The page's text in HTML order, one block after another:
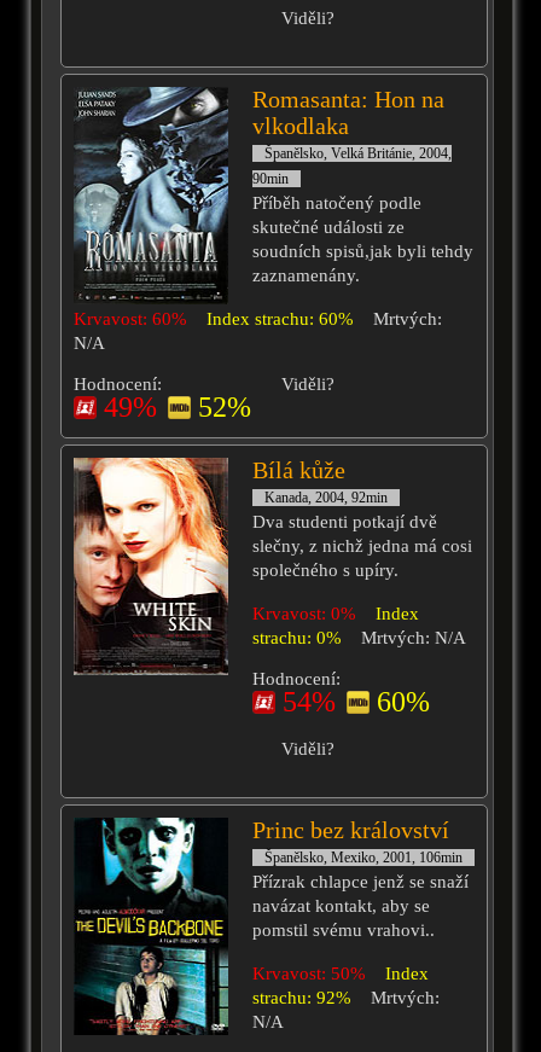
Viděli?
Romasanta: Hon na
vlkodlaka
Španělsko, Velká Británie, 2004,
90min
Příběh natočený podle
skutečné události ze
soudních spisů,jak byli tehdy
zaznamenány.
Krvavost: 60% Index strachu: 60%
Mrtvých:
N/A
Hodnocení:
49% 52%
Viděli?
Bílá kůže
Kanada, 2004, 92min
Dva studenti potkají dvě
slečny, z nichž jedna má cosi
společného s upíry.
Krvavost: 0%
Index
strachu: 0%
Mrtvých: N/A
Hodnocení:
54% 60%
Viděli?
Princ bez království
Španělsko, Mexiko, 2001, 106min
Přízrak chlapce jenž se snaží
navázat kontakt, aby se
pomstil svému vrahovi..
Krvavost: 50%
Index
strachu: 92%
Mrtvých:
N/A